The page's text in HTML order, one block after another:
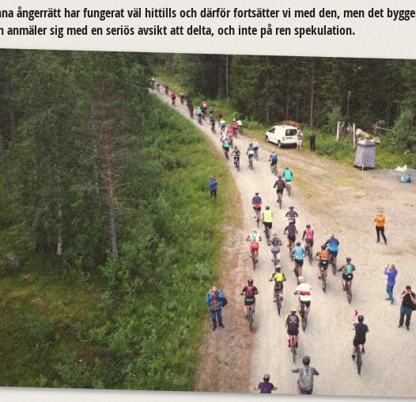
ång­er­rätt har fun­ge­rat väl hit­tills och där­för fort­sät­ter vi med den, men det
an­mä­ler sig med en se­ri­ös av­sikt att delta, och inte på ren spe­ku­la­tion.